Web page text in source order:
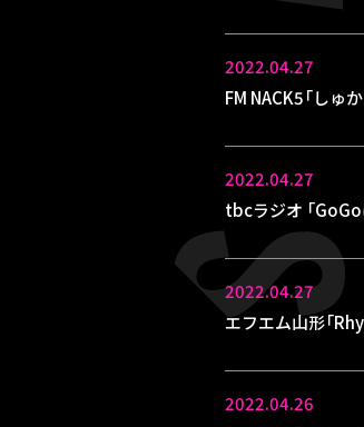
2022.04.27
FM NACK5「しゅか
2022.04.27
tbcラジオ 「
2022.04.27
エフエム山形「
2022.04.26